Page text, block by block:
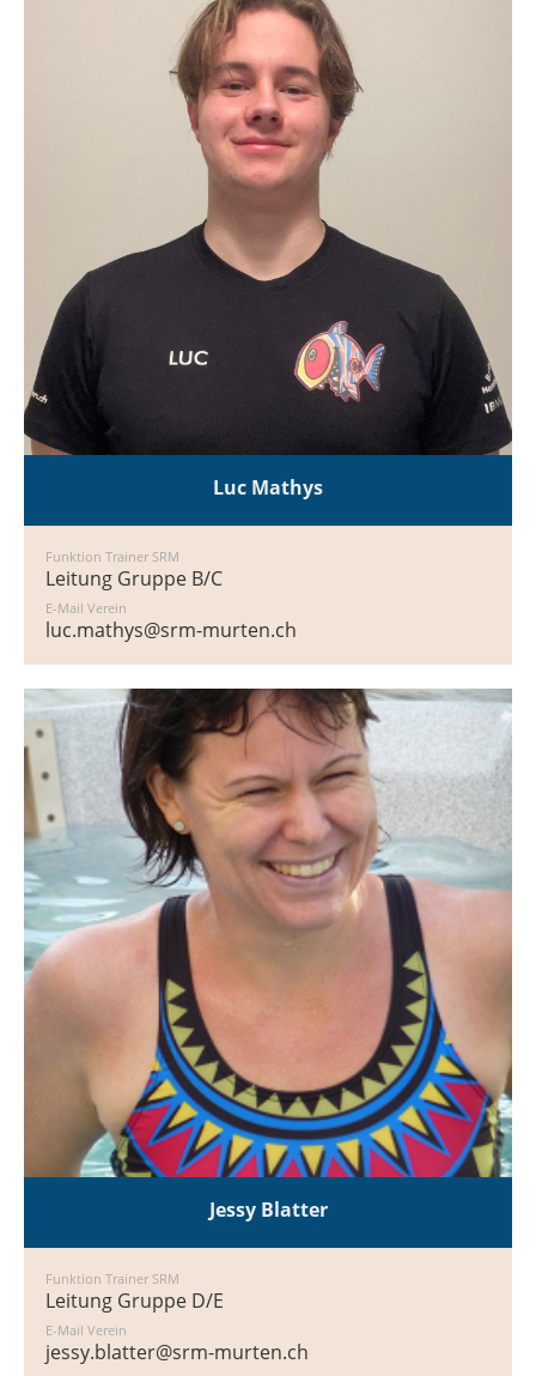
Luc Mathys
Funktion Trainer SRM
Leitung Gruppe B/C
E-Mail Verein
luc.mathys@srm-murten.ch
Jessy Blatter
Funktion Trainer SRM
Leitung Gruppe D/E
E-Mail Verein
jessy.blatter@srm-murten.ch